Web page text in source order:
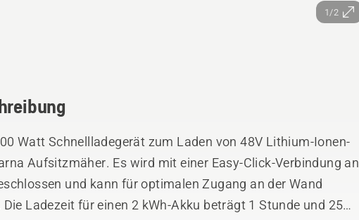
1/2
Watt Schnellladegerät zum Laden von 48V Lithium-Ionen-
Aufsitzmäher. Es wird mit einer Easy-Click-Verbindung an
und kann für optimalen Zugang an der Wand
Ladezeit für einen 2 kWh-Akku beträgt 1 Stunde und 25